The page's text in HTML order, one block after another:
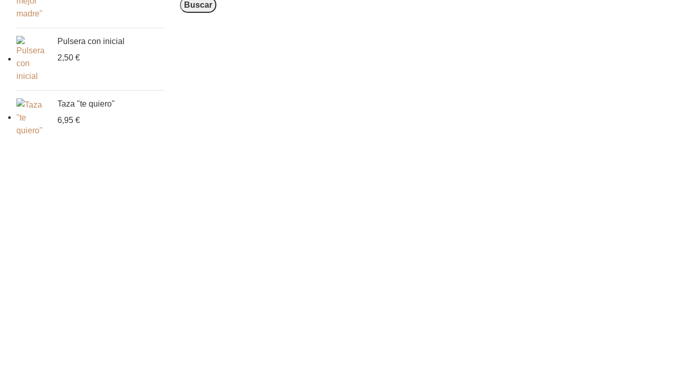
Pulsera con inicial
2,50 €
Taza "te quiero"
6,95 €
Buscar